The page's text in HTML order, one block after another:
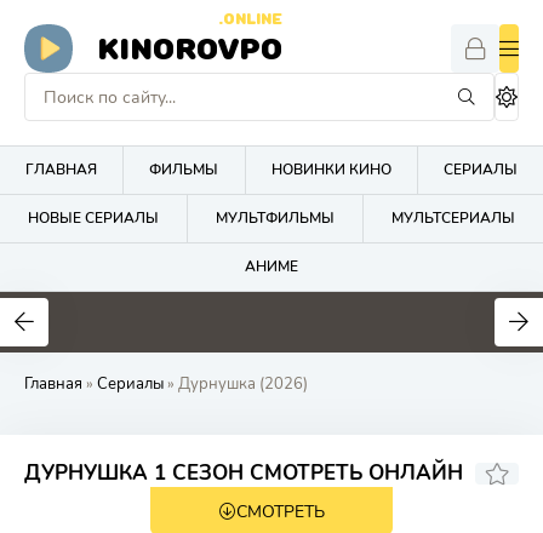
KINOROVPO
.ONLINE
ГЛАВНАЯ ФИЛЬМЫ НОВИНКИ КИНО СЕРИАЛЫ
НОВЫЕ СЕРИАЛЫ МУЛЬТФИЛЬМЫ МУЛЬТСЕРИАЛЫ
АНИМЕ
Главная » Сериалы» Дурнушка (2026)
ДУРНУШКА 1 СЕЗОН СМОТРЕТЬ ОНЛАЙН
50
СМОТРЕТЬ